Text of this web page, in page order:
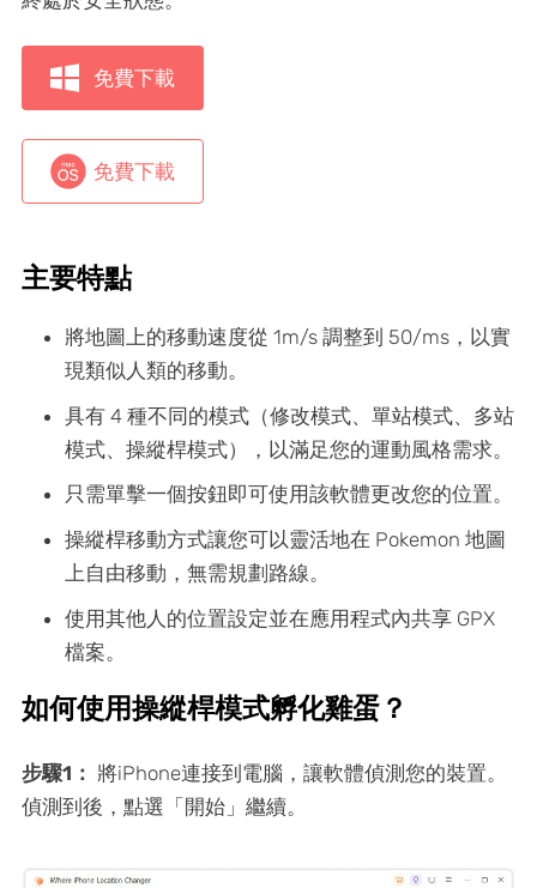
免費下載
免費下載
主要特點
將地圖上的移動速度從 1m/s 調整到 50/ms，以實
現類似人類的移動。
具有 4 種不同的模式（修改模式、單站模式、多站
模式、操縱桿模式），以滿足您的運動風格需求。
只需單擊一個按鈕即可使用該軟體更改您的位置。
操縱桿移動方式讓您可以靈活地在 Pokemon 地圖
上自由移動，無需規劃路線。
使用其他人的位置設定並在應用程式內共享 GPX
檔案。
如何使用操縱桿模式孵化雞蛋？
步驟1： 將iPhone連接到電腦，讓軟體偵測您的裝置。
偵測到後，點選「開始」繼續。